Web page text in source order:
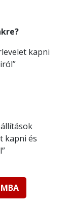
kapni
kapni és